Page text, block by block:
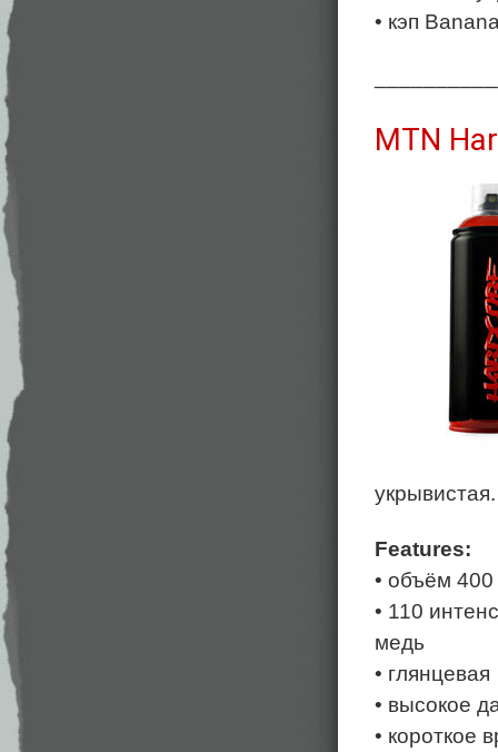
• кэп
MTN
укрывистая.
Features:
• объём
• 110
медь
• глянцевая
• высокое
• короткое